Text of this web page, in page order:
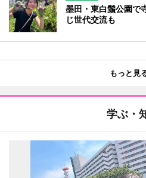
墨田・東白鬚公園
じ世代交流も
もっと見
学ぶ・